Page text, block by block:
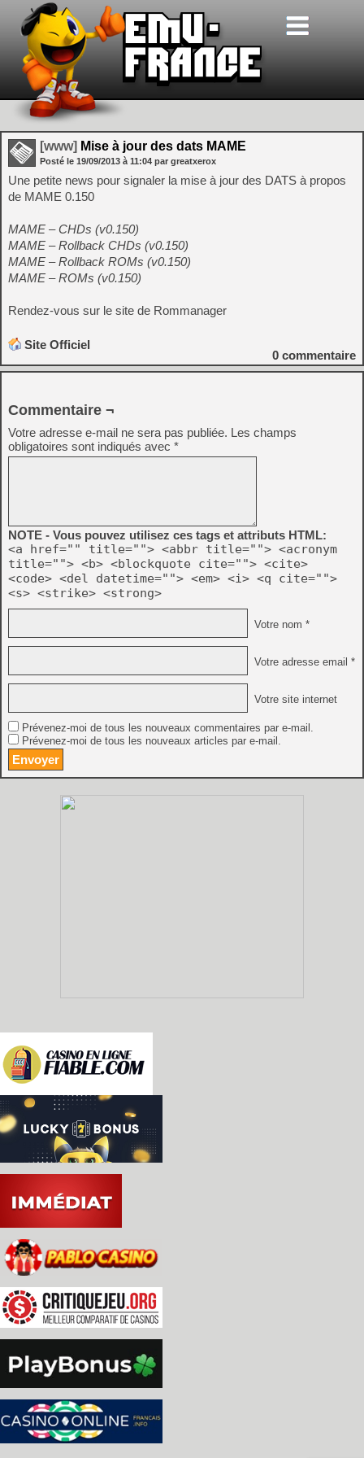
[www] Mise à jour des dats MAME
Posté le 19/09/2013 à 11:04 par greatxerox
Une petite news pour signaler la mise à jour des DATS à propos
de MAME 0.150
MAME – CHDs (v0.150)
MAME – Rollback CHDs (v0.150)
MAME – Rollback ROMs (v0.150)
MAME – ROMs (v0.150)
Rendez-vous sur le site de Rommanager
Site Officiel
0 commentaire
Commentaire ¬
Votre adresse e-mail ne sera pas publiée. Les champs
obligatoires sont indiqués avec *
NOTE - Vous pouvez utilisez ces tags et attributs HTML:
<a href="" title=""> <abbr title=""> <acronym
title=""> <b> <blockquote cite=""> <cite>
<code> <del datetime=""> <em> <i> <q cite="">
<s> <strike> <strong>
Votre nom *
Votre adresse email *
Votre site internet
Prévenez-moi de tous les nouveaux commentaires par e-mail.
Prévenez-moi de tous les nouveaux articles par e-mail.